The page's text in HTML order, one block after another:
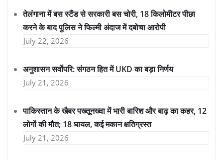
तेलंगाना में बस स्टैंड से सरकारी बस चोरी, 18 किलोमीटर पीछा
करने के बाद पुलिस ने फिल्मी अंदाज में दबोचा आरोपी
July 22, 2026
अनुशासन सर्वोपरि: संगठन हित में UKD का बड़ा निर्णय
July 21, 2026
पाकिस्तान के खैबर पख्तूनख्वा में भारी बारिश और बाढ़ का कहर, 12
लोगों की मौत; 18 घायल, कई मकान क्षतिग्रस्त
July 21, 2026